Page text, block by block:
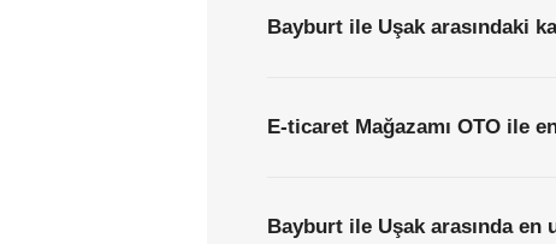
Bayburt ile Uşak arasındaki
E-ticaret Mağazamı OTO ile
Bayburt ile Uşak arasında